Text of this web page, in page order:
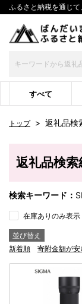
ふるさと納税を通じ
すべて
トップ > 返礼品検
返礼品検索
検索キーワード：
在庫ありのみ表示
並び替え
新着順
寄附金額が安